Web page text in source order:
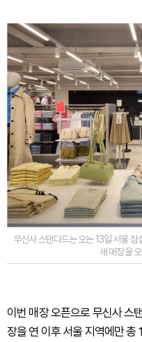
무신사 스탠다드는 오는 13일 서울
새 매장을
이번 매장 오픈으로 무신사 스
장을 연 이후 서울 지역에만 총